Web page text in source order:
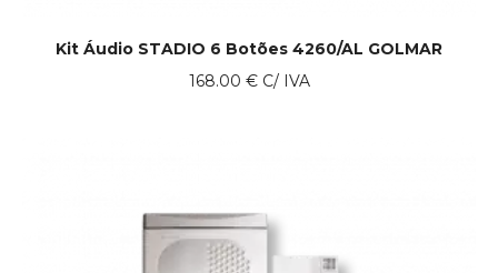
Kit Áudio STADIO 6 Botões 4260/AL GOLMAR
168.00 €C/ IVA